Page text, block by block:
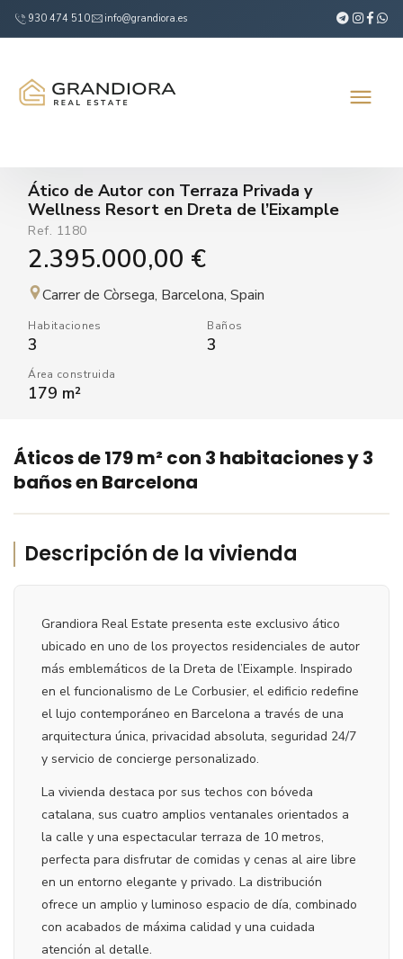
930 474 510 info@grandiora.es
Ático de Autor con Terraza Privada y
Wellness Resort en Dreta de l’Eixample
Ref. 1180
2.395.000,00 €
Carrer de Còrsega, Barcelona, Spain
Habitaciones
3
Baños
3
Área construida
179 m²
VER VÍDEO
Áticos de 179 m² con 3 habitaciones y 3
baños en Barcelona
Descripción de la vivienda
Grandiora Real Estate presenta este exclusivo ático
ubicado en uno de los proyectos residenciales de autor
más emblemáticos de la Dreta de l’Eixample. Inspirado
en el funcionalismo de Le Corbusier, el edificio redefine
el lujo contemporáneo en Barcelona a través de una
arquitectura única, privacidad absoluta, seguridad 24/7
y servicio de concierge personalizado.
La vivienda destaca por sus techos con bóveda
catalana, sus cuatro amplios ventanales orientados a
la calle y una espectacular terraza de 10 metros,
perfecta para disfrutar de comidas y cenas al aire libre
en un entorno elegante y privado. La distribución
ofrece un amplio y luminoso espacio de día, combinado
con acabados de máxima calidad y una cuidada
atención al detalle.